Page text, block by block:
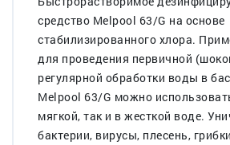
средство Melpool 63/G на основе
стабилизированного хлора.
для проведения первичной
регулярной обработки воды в
Melpool 63/G можно
мягкой, так и в жесткой воде.
бактерии, вирусы, плесень,